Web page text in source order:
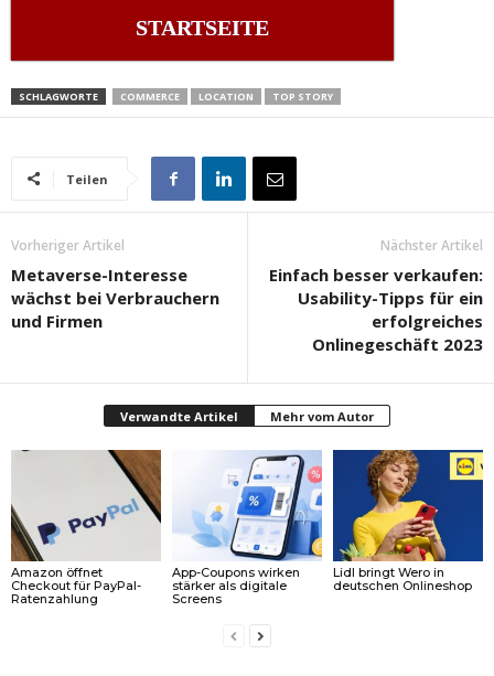
STARTSEITE
SCHLAGWORTE COMMERCE LOCATION TOP STORY
Teilen
Vorheriger Artikel
Metaverse-Interesse
wächst bei Verbrauchern
und Firmen
Nächster Artikel
Einfach besser verkaufen:
Usability-Tipps für ein
erfolgreiches
Onlinegeschäft 2023
Verwandte Artikel Mehr vom Autor
Amazon öffnet
Checkout für PayPal-
Ratenzahlung
App-Coupons wirken
stärker als digitale
Screens
Lidl bringt Wero in
deutschen Onlineshop